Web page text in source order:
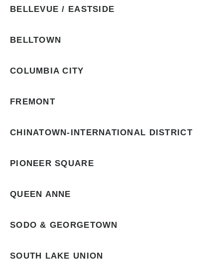
BELLEVUE / EASTSIDE
BELLTOWN
COLUMBIA CITY
FREMONT
CHINATOWN-INTERNATIONAL DISTRICT
PIONEER SQUARE
QUEEN ANNE
SODO & GEORGETOWN
SOUTH LAKE UNION